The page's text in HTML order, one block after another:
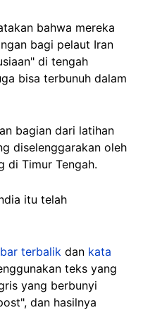
bahwa mereka
bagi pelaut Iran
di tengah
bisa terbunuh dalam
bagian dari latihan
diselenggarakan oleh
di Timur Tengah.
itu telah
terbalik dan kata
teks yang
yang berbunyi
dan hasilnya